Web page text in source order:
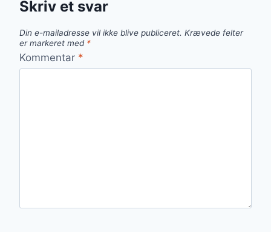
Skriv et svar
Din e-mailadresse vil ikke blive publiceret. Krævede felter
er markeret med *
Kommentar *